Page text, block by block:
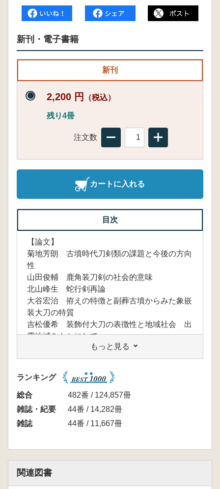
新刊・電子書籍
新刊
2,200 円 （税込）
残り4冊
注文数
カートに入れる
目次
【論文】
菊地芳朗 古墳時代刀剣類の課題と今後の方向
性
山田俊輔 鹿角装刀剣の社会的意味
北山峰生 蛇行剣再論
大谷宏治 拵えの特徴と副葬古墳からみた象嵌
装大刀の特質
吉松優希 装飾付大刀の表徴性と地域社会 出
雲地域をもとにして
藤井康隆 魏晋南北朝の刀剣
金跳咏 初期鉄器時代 三国時代における長柄
武器の変遷と背景
【事例報告】
坂本豊治・奥山誠義・水野敏典・北井利幸・河
崎衣美・小倉頌子・中尾真梨子・平井洸史 出
雲市上塩治築山古墳出土の赤鞘の大刀と錫装刀
もっと見る
ランキング
総合
482番 / 124,857冊
雑誌・紀要
44番 / 14,282冊
雑誌
44番 / 11,667冊
関連図書